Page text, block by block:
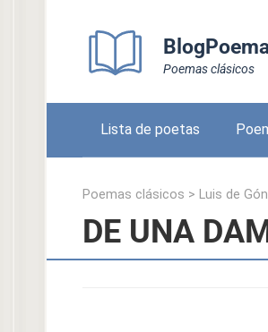
Poemas clásicos
Lista de poetas
Poemas clásicos > Luis de
DE UNA